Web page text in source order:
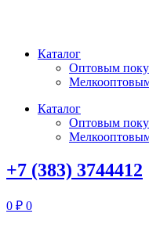
Каталог
Оптовым
Каталог
Оптовым
+7 (383) 3744412
0 ₽ 0